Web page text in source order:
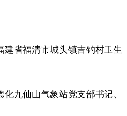
福清市城头镇吉钓村卫生
仙山气象站党支部书记、